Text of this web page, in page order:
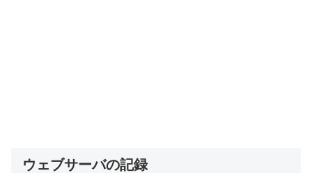
ウェブサーバの記録